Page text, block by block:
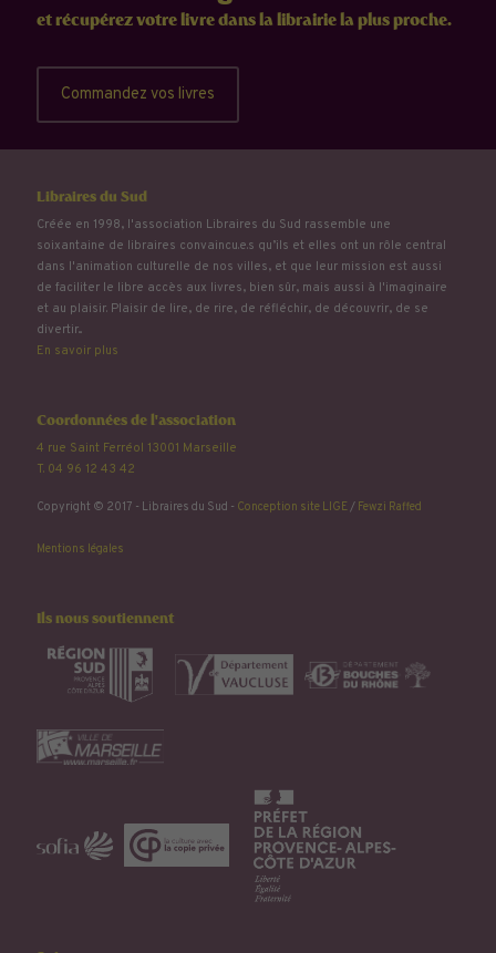
et récupérez votre livre dans la librairie la plus proche.
Commandez vos livres
Libraires du Sud
Créée en 1998, l'association Libraires du Sud rassemble une
soixantaine de libraires convaincu.e.s qu’ils et elles ont un rôle central
dans l'animation culturelle de nos villes, et que leur mission est aussi
de faciliter le libre accès aux livres, bien sûr, mais aussi à l'imaginaire
et au plaisir. Plaisir de lire, de rire, de réfléchir, de découvrir, de se
divertir...
En savoir plus
Coordonnées de l'association
4 rue Saint Ferréol 13001 Marseille
T. 04 96 12 43 42
Copyright © 2017 - Libraires du Sud - Conception site LIGE/ Fewzi Raffed
Mentions légales
Ils nous soutiennent